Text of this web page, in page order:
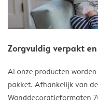
Zorgvuldig verpakt
Al onze producten
pakket. Afhankelijk van
Wanddecoratieformaten